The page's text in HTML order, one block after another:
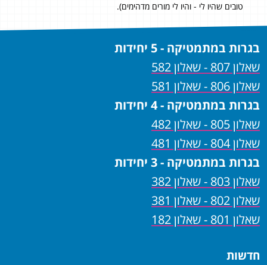
טובים שהיו לי - והיו לי מורים מדהימים).
בגרות במתמטיקה - 5 יחידות
שאלון 807 - שאלון 582
שאלון 806 - שאלון 581
בגרות במתמטיקה - 4 יחידות
שאלון 805 - שאלון 482
שאלון 804 - שאלון 481
בגרות במתמטיקה - 3 יחידות
שאלון 803 - שאלון 382
שאלון 802 - שאלון 381
שאלון 801 - שאלון 182
חדשות